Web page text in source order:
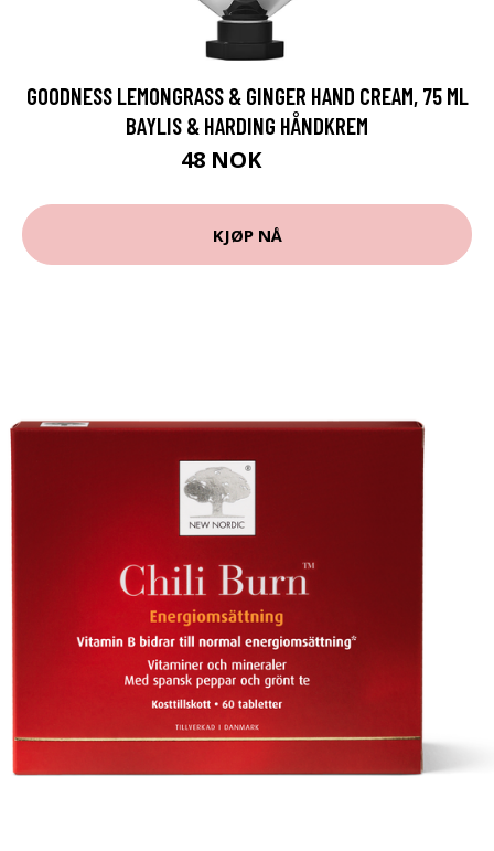
GOODNESS LEMONGRASS & GINGER HAND CREAM, 75 ML
BAYLIS & HARDING HÅNDKREM
48 NOK
KJØP NÅ